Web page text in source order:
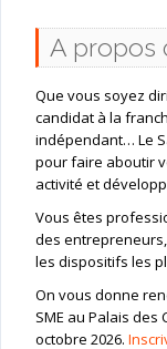
A propos
Que vous soyez
candidat à la
indépendant… Le
pour faire aboutir
activité et
Vous êtes
des
les dispositifs les
On vous donne
SME au Palais des
octobre 2026.